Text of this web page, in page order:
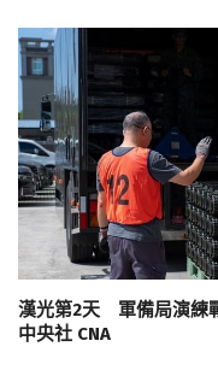
漢光第2天 軍備局演練
中央社 CNA